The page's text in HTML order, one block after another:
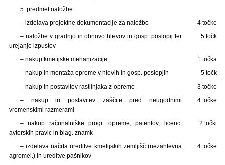
5. predmet naložbe:
– izdelava projektne dokumentacije za naložbo
4 točke
– naložbe v gradnjo in obnovo hlevov in gosp. poslopij ter
urejanje izpustov
5 točk
– nakup kmetijske mehanizacije
1 točka
– nakup in montaža opreme v hlevih in gosp. poslopjih
5 točk
– nakup in postavitev rastlinjaka z opremo
3 točke
– nakup in postavitev zaščite pred neugodnimi
vremenskimi razmerami
4 točke
– nakup računalniške progr. opreme, patentov, licenc,
avtorskih pravic in blag. znamk
2 točki
– izdelava načrta ureditve kmetijskih zemljišč (nezahtevna
agromel.) in ureditve pašnikov
4 točke